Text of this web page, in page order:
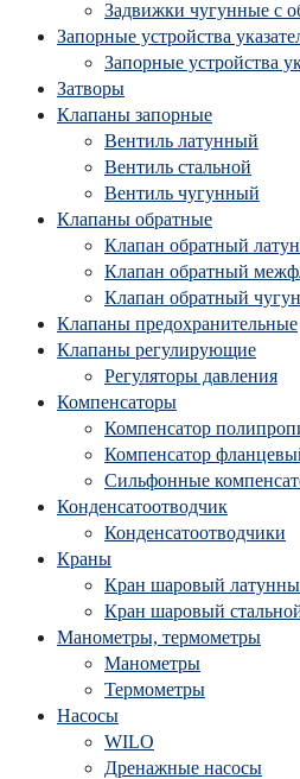
Задвижки чугунные с
Запорные устройства
Запорные устройства
Затворы
Клапаны запорные
Вентиль латунный
Вентиль стальной
Вентиль чугунный
Клапаны обратные
Клапан обратный
Клапан обратный
Клапан обратный
Клапаны предохранительные
Клапаны регулирующие
Регуляторы давления
Компенсаторы
Компенсатор
Компенсатор
Сильфонные
Конденсатоотводчик
Конденсатоотводчики
Краны
Кран шаровый
Кран шаровый
Манометры, термометры
Манометры
Термометры
Насосы
WILO
Дренажные насосы